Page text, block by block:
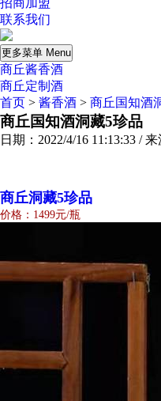
招商加盟
联系我们
更多菜单 Menu
商丘酱香酒
商丘定制酒
首页 > 酱香酒 > 商丘国知酒
商丘国知酒洞藏5珍品
日期：2022/4/16 11:13:33 /
商丘洞藏5珍品
价格：1499元/瓶